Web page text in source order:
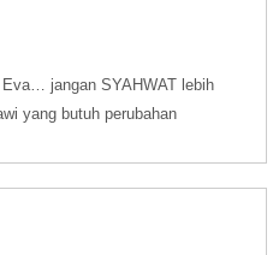
jangan SYAHWAT lebih
yang butuh perubahan